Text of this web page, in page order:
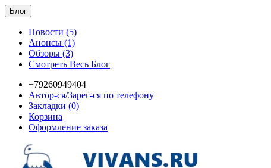
Блог
Новости (5)
Анонсы (1)
Обзоры (3)
Смотреть Весь Блог
+79260949404
Автор-ся/Зарег-ся по телефону
Закладки (0)
Корзина
Оформление заказа